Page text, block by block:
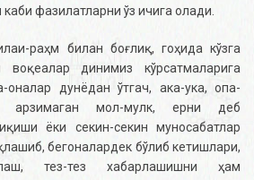
фазилатларни ўз ичига олади.
раҳм билан боғлиқ, гоҳида кўзга
воқеалар динимиз кўрсатмаларига
дунёдан ўтгач, ака-ука, опа-
арзимаган мол-мулк, ерни деб
ёки секин-секин муносабатлар
бегоналардек бўлиб кетишлари,
тез-тез хабарлашишни ҳам